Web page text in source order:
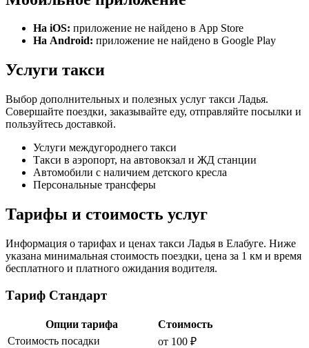
На iOS: приложение не найдено в App Store
На Android: приложение не найдено в Google Play
Услуги такси
Выбор дополнительных и полезных услуг такси Ладья.
Совершайте поездки, заказывайте еду, отправляйте посылки и
пользуйтесь доставкой.
Услуги междугороднего такси
Такси в аэропорт, на автовокзал и ЖД станции
Автомобили с наличием детского кресла
Персональные трансферы
Тарифы и стоимость услуг
Информация о тарифах и ценах такси Ладья в Елабуге. Ниже
указана минимальная стоимость поездки, цена за 1 км и время
бесплатного и платного ожидания водителя.
Тариф Стандарт
Опции тарифа
Стоимость
Стоимость посадки
от 100 ₽